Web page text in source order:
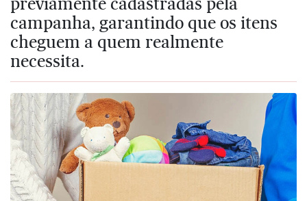
campanha, garantindo que os itens
cheguem a quem realmente
necessita.